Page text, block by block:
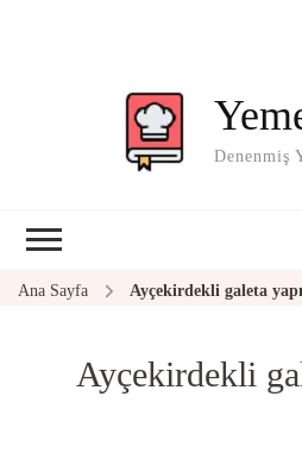
Denenmiş
Ana Sayfa Ayçekirdekli galeta
Ayçekirdekli